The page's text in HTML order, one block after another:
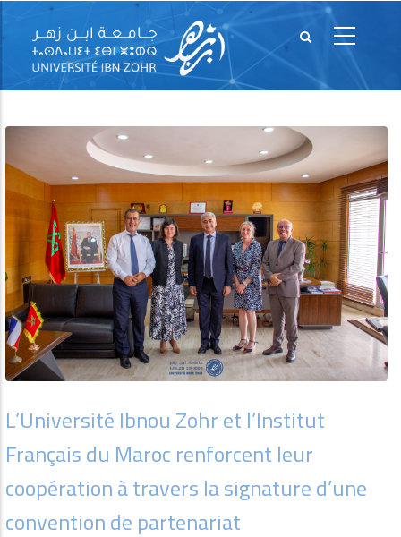
L’Université Ibnou Zohr et l’Institut
Français du Maroc renforcent leur
coopération à travers la signature d’une
convention de partenariat